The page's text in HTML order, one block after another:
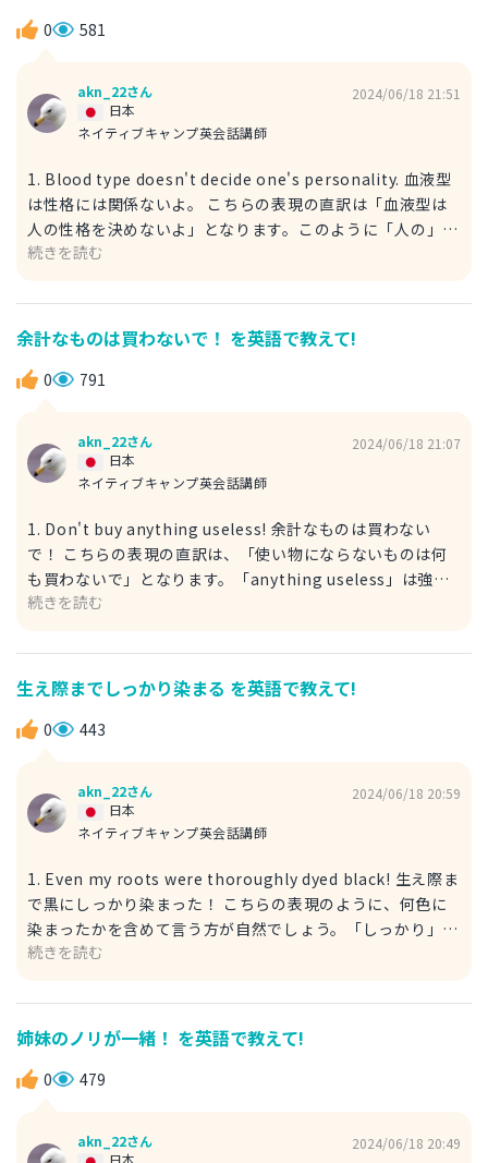
0 581
akn_22さん
ネイティブキャンプ英会話講師
日本
2024/06/18 21:51
1. Blood type doesn't decide one's personality. 血液型
は性格には関係ないよ。 こちらの表現の直訳は「血液型は
人の性格を決めないよ」となります。このように「人の」と
一般化したい場合は「one's」と表現します。また、次のよ
type doesn't tell anything about a person's
personality. とある血液型だからと言って、それは性格に
は全く関係ないよ。 こちらの表現でも一般化するために、
「a person's」としています。その代わりに１と同様に
続きを読む
余計なものは買わないで！ を英語で教えて!
0 791
akn_22さん
ネイティブキャンプ英会話講師
日本
2024/06/18 21:07
1. Don't buy anything useless! 余計なものは買わない
で！ こちらの表現の直訳は、「使い物にならないものは何
も買わないで」となります。「anything useless」は強め
の表現になりますので、その代わりに「useless things」
me not to buy anything useless. 余計なものは何も買わ
ないと約束して。 こちらの表現のように「Promise me~」
と始めることで、「〜を私に約束して」を表現することがで
きます。また、次のように言うこともできます。 Promise
続きを読む
生え際までしっかり染まる を英語で教えて!
0 443
akn_22さん
ネイティブキャンプ英会話講師
日本
2024/06/18 20:59
1. Even my roots were thoroughly dyed black! 生え際ま
で黒にしっかり染まった！ こちらの表現のように、何色に
染まったかを含めて言う方が自然でしょう。「しっかり」は
「thoroughly」になりますが、省略しても同じニュアンス
the roots! 生え際までしっかり染まった！ こちらの表現の
直訳は、「私は髪を生え際まで染めることができた」となり
ます。「roots」が「生え際」を意味します。また、「黒色
に染めることができた」など色を入れたいときは次のように
にhairの直後に色を入れます。rootsの後に入れることはで
続きを読む
姉妹のノリが一緒！ を英語で教えて!
0 479
akn_22さん
2024/06/18 20:49